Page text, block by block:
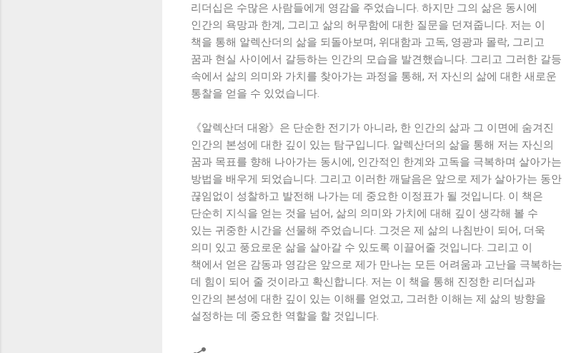
리더십은 수많은 사람들에게 영감을 주었습니다. 하지만 그의 삶은 동시에
인간의 욕망과 한계, 그리고 삶의 허무함에 대한 질문을 던져줍니다. 저는 이
책을 통해 알렉산더의 삶을 되돌아보며, 위대함과 고독, 영광과 몰락, 그리고
꿈과 현실 사이에서 갈등하는 인간의 모습을 발견했습니다. 그리고 그러한 갈등
속에서 삶의 의미와 가치를 찾아가는 과정을 통해, 저 자신의 삶에 대한 새로운
통찰을 얻을 수 있었습니다.
《알렉산더 대왕》은 단순한 전기가 아니라, 한 인간의 삶과 그 이면에 숨겨진
인간의 본성에 대한 깊이 있는 탐구입니다. 알렉산더의 삶을 통해 저는 자신의
꿈과 목표를 향해 나아가는 동시에, 인간적인 한계와 고독을 극복하며 살아가는
방법을 배우게 되었습니다. 그리고 이러한 깨달음은 앞으로 제가 살아가는 동안
끊임없이 성찰하고 발전해 나가는 데 중요한 이정표가 될 것입니다. 이 책은
단순히 지식을 얻는 것을 넘어, 삶의 의미와 가치에 대해 깊이 생각해 볼 수
있는 귀중한 시간을 선물해 주었습니다. 그것은 제 삶의 나침반이 되어, 더욱
의미 있고 풍요로운 삶을 살아갈 수 있도록 이끌어줄 것입니다. 그리고 이
책에서 얻은 감동과 영감은 앞으로 제가 만나는 모든 어려움과 고난을 극복하는
데 힘이 되어 줄 것이라고 확신합니다. 저는 이 책을 통해 진정한 리더십과
인간의 본성에 대한 깊이 있는 이해를 얻었고, 그러한 이해는 제 삶의 방향을
설정하는 데 중요한 역할을 할 것입니다.